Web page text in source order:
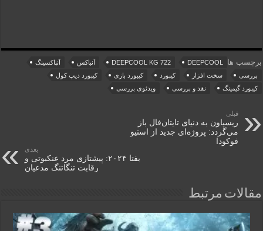
برچسب ها DEEPCOOL
DEEPCOOL KG 722 آنباکس
آنباکسینگ
بررسی
سخت افزار کیبورد کیبورد بازی
کیبورد دیپ کول
کیبورد گیمینگ
نقد و بررسی ویدئوی بررسی
قبلی
ریسپاون به دنیای تایتان‌فال باز
می‌گردد: پروژه‌ای جدید از استیو
فوکودا
بعدی
بفتا ۲۰۲۴: پیشتازی مرد عنکبوتی و
رقابت تنگاتنگ مدعیان
مقالات مرتبط